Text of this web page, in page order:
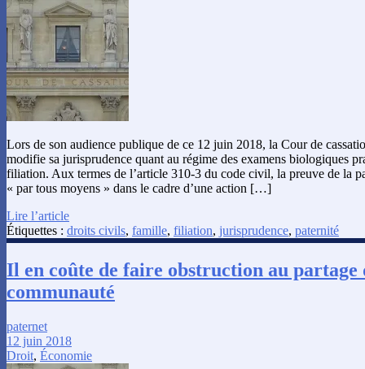
Lors de son audience publique de ce 12 juin 2018, la Cour de
modifie sa jurisprudence quant au régime des examens biologiques
filiation. Aux termes de l’article 310-3 du code civil, la preuve de la
« par tous moyens » dans le cadre d’une action […]
Lire l’article
Étiquettes : droits civils, famille, filiation, jurisprudence, paternité
Il en coûte de faire obstruction au partage
communauté
paternet
12 juin 2018
Droit, Économie